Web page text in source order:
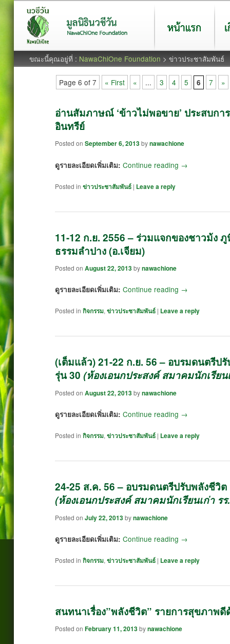
หน้าแรก เกี่ยว
ขณะนี้คุณอยู่ที่ : NawaChiOne Foundation > ข่าวประชาสัมพันธ์
Page 6 of 7 « First « ... 3 4 5 6 7 »
อ่านสัมภาษณ์ ‘ข้าวไม่พอขาย’ ประสบก
อินทรีย์
Posted onSeptember 6, 2013bynawachione
ดูรายละเอียดเพิ่มเติม: Continue reading →
Posted in ข่าวประชาสัมพันธ์ | Leave a reply
11-12 ก.ย. 2556 – ร่วมแจกของชาวม้ง
ธรรมลำปาง (อ.เจียม)
Posted onAugust 22, 2013bynawachione
ดูรายละเอียดเพิ่มเติม: Continue reading →
Posted in กิจกรรม,ข่าวประชาสัมพันธ์ | Leave a reply
(เต็มแล้ว) 21-22 ก.ย. 56 – อบรมดนตรี
รุ่น 30(ห้องเอนกประสงค์ สมาคมนักเรีย
Posted onAugust 22, 2013bynawachione
ดูรายละเอียดเพิ่มเติม: Continue reading →
Posted in กิจกรรม,ข่าวประชาสัมพันธ์ | Leave a reply
24-25 ส.ค. 56 – อบรมดนตรีปรับพลังชีวิ
(ห้องเอนกประสงค์ สมาคมนักเรียนเก่า ร
Posted onJuly 22, 2013bynawachione
ดูรายละเอียดเพิ่มเติม: Continue reading →
Posted in กิจกรรม,ข่าวประชาสัมพันธ์ | Leave a reply
สนทนาเรื่อง”พลังชีวิต” รายการสุขภาพดี
Posted onFebruary 11, 2013bynawachione